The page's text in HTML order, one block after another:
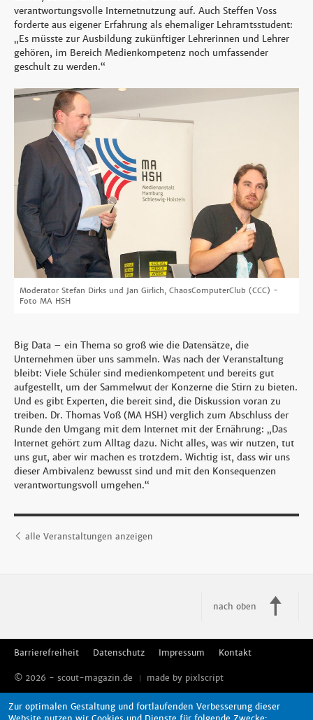
verantwortungsvolle Internetnutzung auf. Auch Steffen Voss
forderte aus eigener Erfahrung als ehemaliger Lehramtsstudent:
„Es müsste zur Ausbildung zukünftiger Lehrerinnen und Lehrer
gehören, im Bereich Medienkompetenz noch umfassender
geschult zu werden.“
Moderator Stefan Dirks und Jan Girlich, ChaosComputerClub (CCC) -
Foto MA HSH
Big Data – ein Thema so groß wie die Datensätze, die
Unternehmen über uns sammeln. Was nach der Veranstaltung
bleibt: Viele Schüler sind medienkompetent und bereits gut
aufgestellt, um der Sammelwut der Konzerne die Stirn zu bieten.
Und es gibt Experten, die bereit sind, die Diskussion voran zu
treiben. Dr. Thomas Voß (MA HSH) verglich zum Abschluss der
Runde den Umgang mit dem Internet mit der Ernährung: „Das
Internet gehört zum Alltag dazu. Nicht alles, was wir nutzen, tut
uns gut, aber wir machen es trotzdem. Wichtig ist, dass wir uns
dieser Ambivalenz bewusst sind und mit den Konsequenzen
verantwortungsvoll umgehen.“
alle Veranstaltungen anzeigen
nach oben
Barrierefreiheit Datenschutz Impressum Kontakt
© 2026 - scout-magazin.de made by pixlscript
Zur optimalen Gestaltung und fortlaufenden Verbesserung dieser